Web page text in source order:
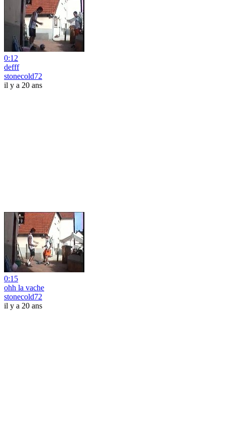
0:12
defff
stonecold72
il y a 20 ans
0:15
ohh la vache
stonecold72
il y a 20 ans